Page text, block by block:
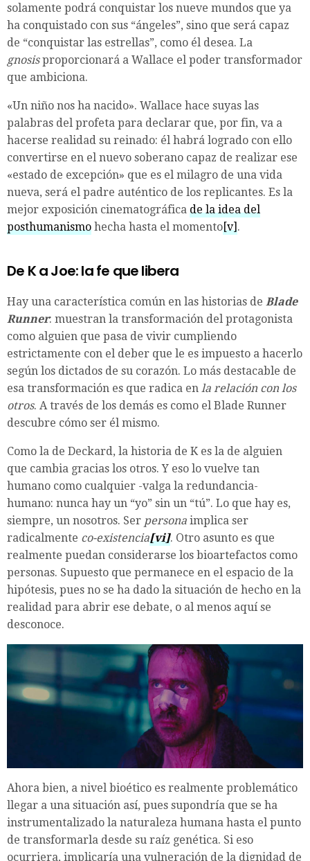
solamente podrá conquistar los nueve mundos que ya
ha conquistado con sus “ángeles”, sino que será capaz
de “conquistar las estrellas”, como él desea. La
gnosisproporcionará a Wallace el poder transformador
que ambiciona.
«Un niño nos ha nacido». Wallace hace suyas las
palabras del profeta para declarar que, por fin, va a
hacerse realidad su reinado: él habrá logrado con ello
convertirse en el nuevo soberano capaz de realizar ese
«estado de excepción» que es el milagro de una vida
nueva, será el padre auténtico de los replicantes. Es la
mejor exposición cinematográfica de la idea del
posthumanismo hecha hasta el momento[v] .
De K a Joe: la fe que libera
Hay una característica común en las historias de Blade
Runner: muestran la transformación del protagonista
como alguien que pasa de vivir cumpliendo
estrictamente con el deber que le es impuesto a hacerlo
según los dictados de su corazón. Lo más destacable de
esa transformación es que radica en la relación con los
otros. A través de los demás es como el Blade Runner
descubre cómo ser él mismo.
Como la de Deckard, la historia de K es la de alguien
que cambia gracias los otros. Y eso lo vuelve tan
humano como cualquier -valga la redundancia-
humano: nunca hay un “yo” sin un “tú”. Lo que hay es,
siempre, un nosotros. Ser persona implica ser
radicalmente co-existencia[vi]. Otro asunto es que
realmente puedan considerarse los bioartefactos como
personas. Supuesto que permanece en el espacio de la
hipótesis, pues no se ha dado la situación de hecho en la
realidad para abrir ese debate, o al menos aquí se
desconoce.
Ahora bien, a nivel bioético es realmente problemático
llegar a una situación así, pues supondría que se ha
instrumentalizado la naturaleza humana hasta el punto
de transformarla desde su raíz genética. Si eso
ocurriera, implicaría una vulneración de la dignidad de